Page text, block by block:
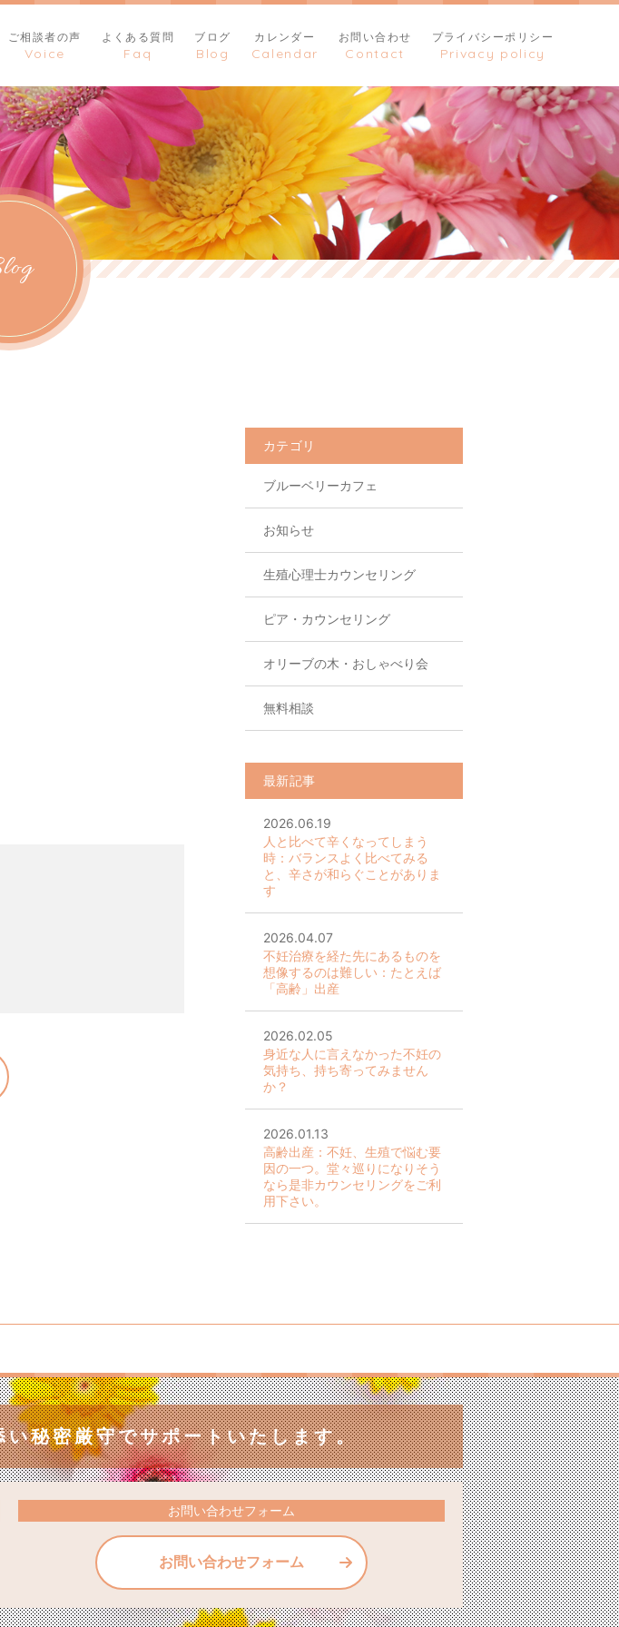
ご相談者の声 よくある質問 ブログ カレンダー お問い合わせ プライバシーポリシー
カテゴリ
ブルーベリーカフェ
お知らせ
生殖心理士カウンセリング
ピア・カウンセリング
オリーブの木・おしゃべり会
無料相談
最新記事
2026.06.19
人と比べて辛くなってしまう
時：バランスよく比べてみる
と、辛さが和らぐことがありま
す
2026.04.07
不妊治療を経た先にあるものを
想像するのは難しい：たとえば
「高齢」出産
2026.02.05
身近な人に言えなかった不妊の
気持ち、持ち寄ってみません
か？
2026.01.13
高齢出産：不妊、生殖で悩む要
因の一つ。堂々巡りになりそう
なら是非カウンセリングをご利
用下さい。
い秘密厳守でサポートいたします。
お問い合わせフォーム
お問い合わせフォーム